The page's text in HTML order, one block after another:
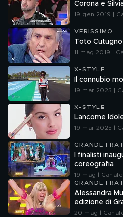
Corona e
19 gen 2019 |
VERISSIMO
Toto
11 mag 2019 |
X-STYLE
Il connubio
19 mar 2025 |
X-STYLE
Lancome
19 mar 2025 |
GRANDE
I finalisti
coreografia
19 mag | Canale
GRANDE
Alessandra
edizione di
20 mag |